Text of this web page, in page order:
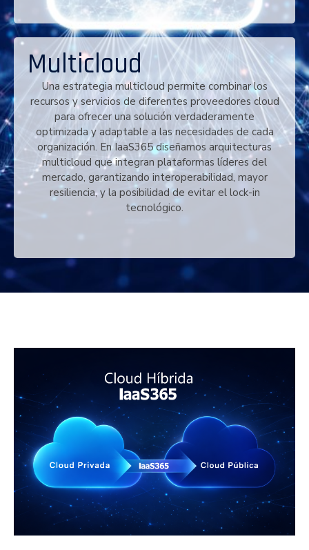
Multicloud
Una estrategia multicloud permite combinar los
recursos y servicios de diferentes proveedores cloud
para ofrecer una solución verdaderamente
optimizada y adaptable a las necesidades de cada
organización. En IaaS365 diseñamos arquitecturas
multicloud que integran plataformas líderes del
mercado, garantizando interoperabilidad, mayor
resiliencia, y la posibilidad de evitar el lock-in
tecnológico.